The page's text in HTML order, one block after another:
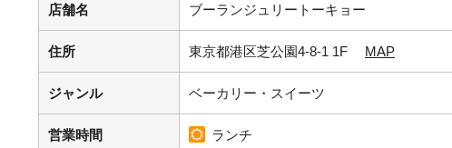
店舗名 ブーランジュリートーキョー
住所 東京都港区芝公園4-8-1 1F MAP
ジャンル ベーカリー・スイーツ
営業時間 ランチ